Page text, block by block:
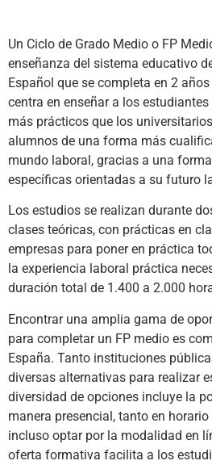
Un Ciclo de Grado Medio o FP
enseñanza del sistema educativo
Español que se completa en 2
centra en enseñar a los
más prácticos que los
alumnos de una forma más
mundo laboral, gracias a una
específicas orientadas a su futuro
Los estudios se realizan durante
clases teóricas, con prácticas en
empresas para poner en práctica
la experiencia laboral práctica
duración total de 1.400 a 2.000
Encontrar una amplia gama de
para completar un FP medio es
España. Tanto instituciones
diversas alternativas para realizar
diversidad de opciones incluye la
manera presencial, tanto en
incluso optar por la modalidad en
oferta formativa facilita a los